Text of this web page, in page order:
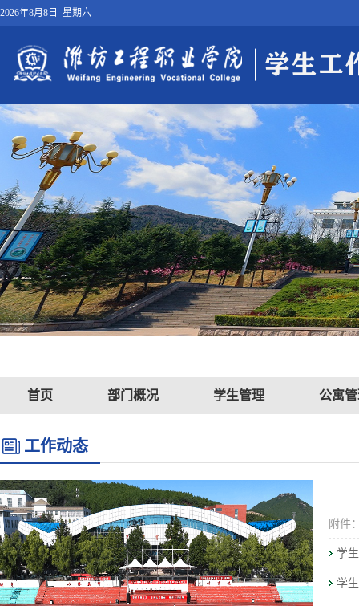
2026年8月8日 星期六
首页 部门概况 学生管理 公寓
工作动态
附件
学